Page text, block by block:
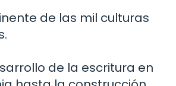
de las mil culturas
de la escritura en